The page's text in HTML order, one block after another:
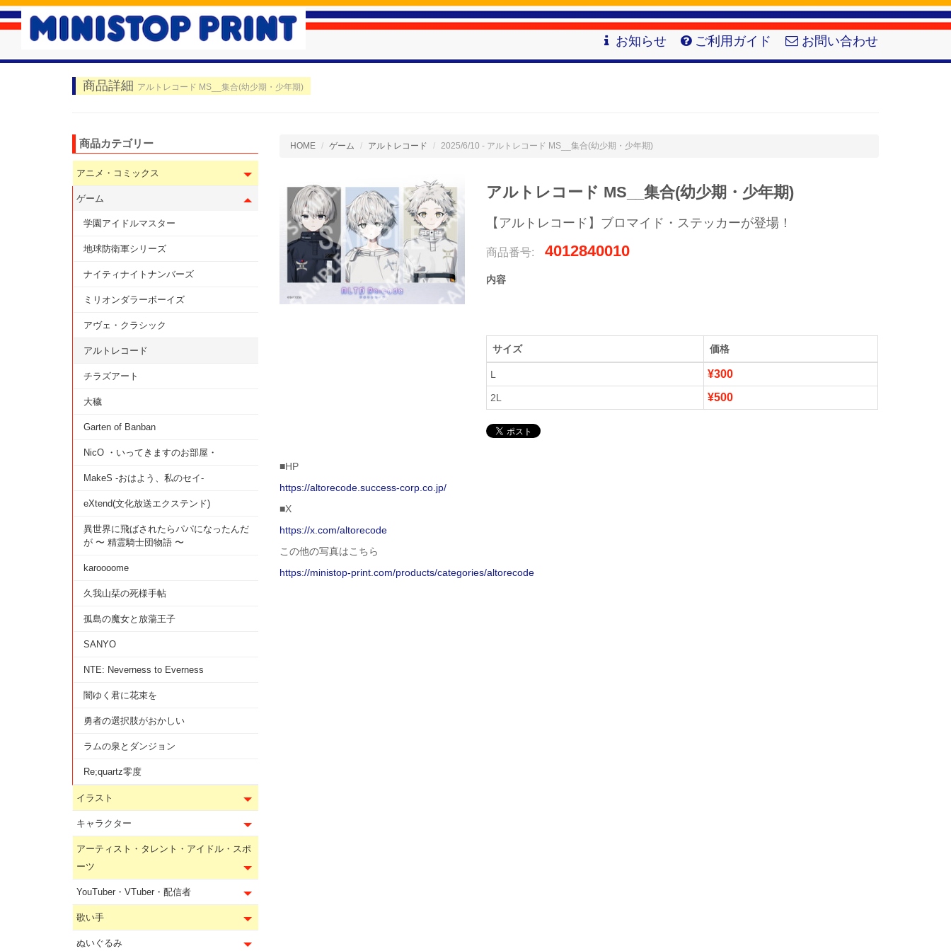
お知らせ ご利用ガイド お問い合わせ
商品詳細 アルトレコード MS__集合(幼少期・少年期)
HOME ゲーム アルトレコード 2025/6/10 - アルトレコード MS__集合(幼少期・少年期)
アルトレコード MS__集合(幼少期・少年期)
【アルトレコード】ブロマイド・ステッカーが登場！
商品番号: 4012840010
内容
サイズ 価格
L ¥300
2L ¥500
■HP
https://altorecode.success-corp.co.jp/
■X
https://x.com/altorecode
この他の写真はこちら
https://ministop-print.com/products/categories/altorecode
商品カテゴリー
アニメ・コミックス
ゲーム
学園アイドルマスター
地球防衛軍シリーズ
ナイティナイトナンバーズ
ミリオンダラーボーイズ
アヴェ・クラシック
アルトレコード
チラズアート
大穢
Garten of Banban
NicO ・いってきますのお部屋・
MakeS -おはよう、私のセイ-
eXtend(文化放送エクステンド)
異世界に飛ばされたらパパになったんだ
が 〜 精霊騎士団物語 〜
karoooome
久我山栞の死様手帖
孤島の魔女と放蕩王子
SANYO
NTE: Neverness to Everness
闇ゆく君に花束を
勇者の選択肢がおかしい
ラムの泉とダンジョン
Re;quartz零度
イラスト
キャラクター
アーティスト・タレント・アイドル・スポ
ーツ
YouTuber・VTuber・配信者
歌い手
ぬいぐるみ